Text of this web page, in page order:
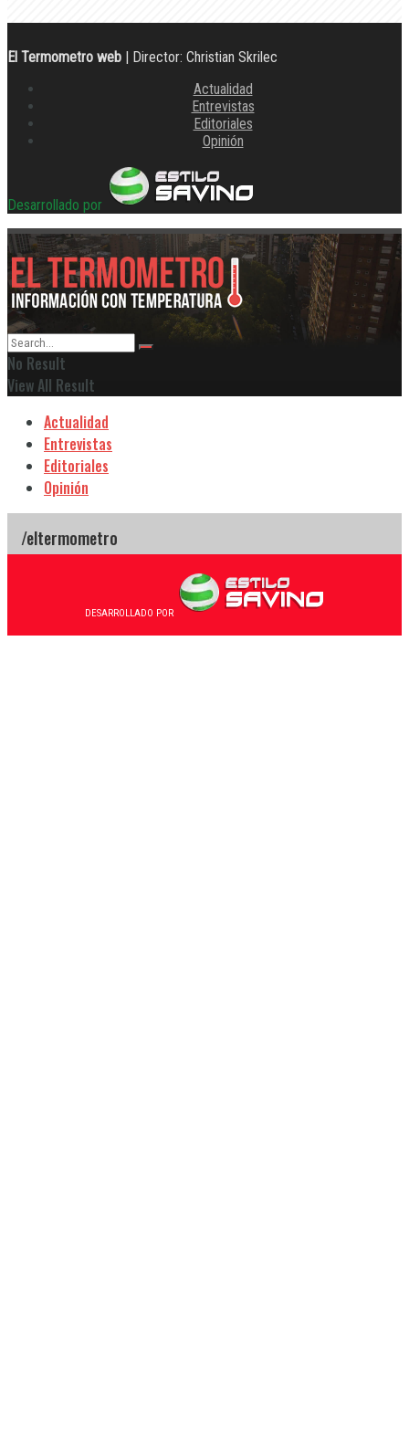
El Termometro web | Director: Christian Skrilec
Actualidad
Entrevistas
Editoriales
Opinión
Desarrollado por
No Result
View All Result
Actualidad
Entrevistas
Editoriales
Opinión
DESARROLLADO POR